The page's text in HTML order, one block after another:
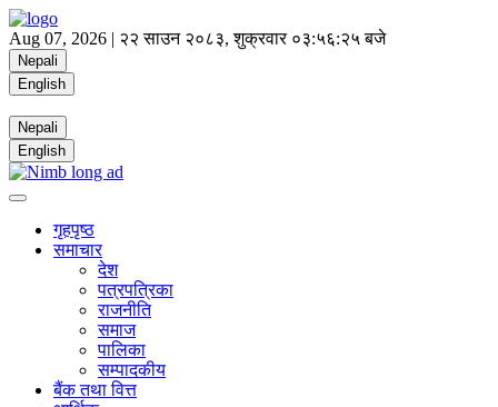
Aug 07, 2026 | २२ साउन २०८३, शुक्रवार ०३:५६:२५ बजे
Nepali
English
Nepali
English
गृहपृष्ठ
समाचार
देश
पत्रपत्रिका
राजनीति
समाज
पालिका
सम्पादकीय
बैंक तथा वित्त